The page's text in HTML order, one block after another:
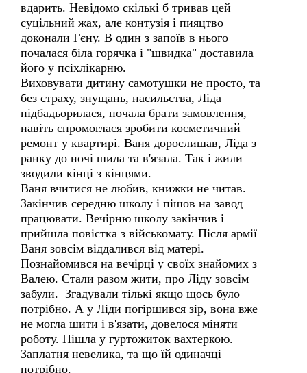
вдарить. Невідомо скількі б тривав цей
суцільний жах, але контузія і пияцтво
доконали Гєну. В один з запоїв в нього
почалася біла горячка і "швидка" доставила
його у псіхлікарню.
Виховувати дитину самотушки не просто, та
без страху, знущань, насильства, Ліда
підбадьорилася, почала брати замовлення,
навіть спромоглася зробити косметичний
ремонт у квартирі. Ваня дорослишав, Ліда з
ранку до ночі шила та в'язала. Так і жили
зводили кінці з кінцями.
Ваня вчитися не любив, книжки не читав.
Закінчив середню школу і пішов на завод
працювати. Вечірню школу закінчив і
прийшла повістка з військомату. Після армії
Ваня зовсім віддалився від матері.
Познайомився на вечірці у своїх знайомих з
Валею. Стали разом жити, про Ліду зовсім
забули. Згадували тількі якщо щось було
потрібно. А у Ліди погіршився зір, вона вже
не могла шити і в'язати, довелося міняти
роботу. Пішла у гуртожиток вахтеркою.
Заплатня невелика, та що їй одиначці
потрібно.